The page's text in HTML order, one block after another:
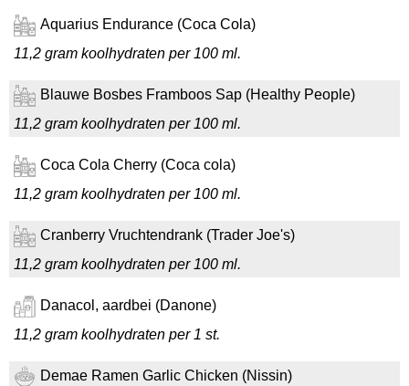
Aquarius Endurance (Coca Cola)
11,2 gram koolhydraten per 100 ml.
Blauwe Bosbes Framboos Sap (Healthy People)
11,2 gram koolhydraten per 100 ml.
Coca Cola Cherry (Coca cola)
11,2 gram koolhydraten per 100 ml.
Cranberry Vruchtendrank (Trader Joe's)
11,2 gram koolhydraten per 100 ml.
Danacol, aardbei (Danone)
11,2 gram koolhydraten per 1 st.
Demae Ramen Garlic Chicken (Nissin)